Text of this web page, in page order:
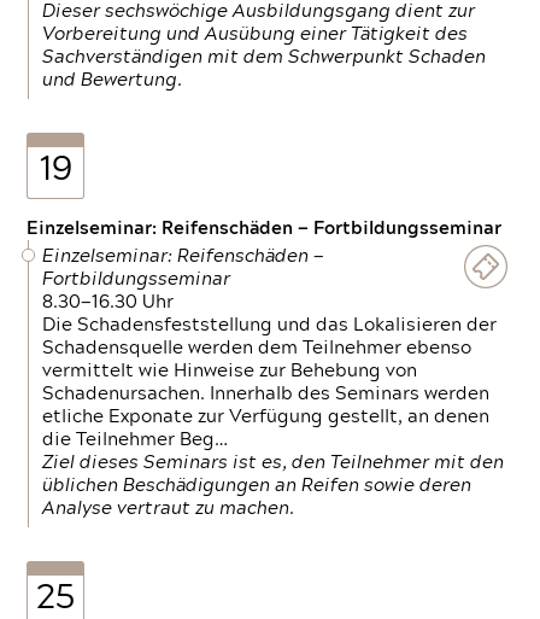
Dieser sechswöchige Ausbildungsgang dient zur
Vorbereitung und Ausübung einer Tätigkeit des
Sachverständigen mit dem Schwerpunkt Schaden
und Bewertung.
19
Einzelseminar: Reifenschäden — Fortbildungsseminar
Einzelseminar: Reifenschäden —
Fortbildungsseminar
8.30—16.30 Uhr
Die Schadensfeststellung und das Lokalisieren der
Schadensquelle werden dem Teilnehmer ebenso
vermittelt wie Hinweise zur Behebung von
Schadenursachen. Innerhalb des Seminars werden
etliche Exponate zur Verfügung gestellt, an denen
die Teilnehmer Beg…
Ziel dieses Seminars ist es, den Teilnehmer mit den
üblichen Beschädigungen an Reifen sowie deren
Analyse vertraut zu machen.
25